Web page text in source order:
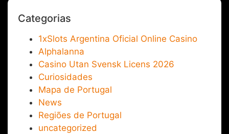
Categorias
1xSlots Argentina Oficial Online Casino
Alphalanna
Casino Utan Svensk Licens 2026
Curiosidades
Mapa de Portugal
News
Regiões de Portugal
uncategorized